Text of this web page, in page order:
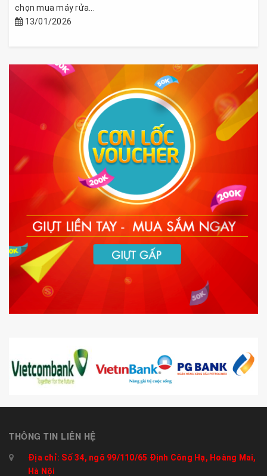
chọn mua máy rửa...
13/01/2026
THÔNG TIN LIÊN HỆ
Địa chỉ: Số 34, ngõ 99/110/65 Định Công Hạ, Hoàng Mai,
Hà Nội